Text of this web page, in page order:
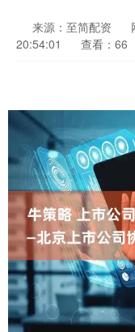
来源：至简配资
20:54:01
查看：66